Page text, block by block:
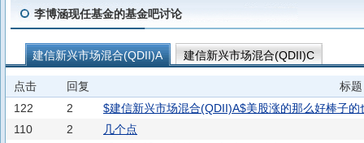
李博涵现任基金的基金吧讨论
建信新兴市场混合(QDII)A 建信新兴市场混合(QDII)C
点击 回复
标题
122
2
$建信新兴市场混合(QDII)A$美股涨的那么好棒子
110
2
几个点